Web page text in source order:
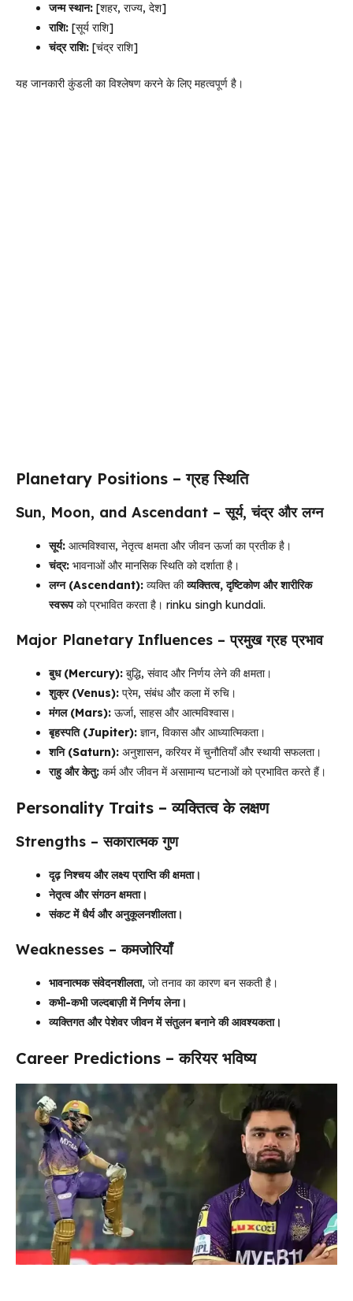
जन्म स्थान: [शहर, राज्य, देश]
राशि: [सूर्य राशि]
चंद्र राशि: [चंद्र राशि]
यह जानकारी कुंडली का विश्लेषण करने के लिए महत्वपूर्ण है।
Planetary Positions – ग्रह स्थिति
Sun, Moon, and Ascendant – सूर्य, चंद्र और लग्न
सूर्य: आत्मविश्वास, नेतृत्व क्षमता और जीवन ऊर्जा का प्रतीक है।
चंद्र: भावनाओं और मानसिक स्थिति को दर्शाता है।
लग्न (Ascendant): व्यक्ति कीव्यक्तित्व, दृष्टिकोण और शारीरिक
स्वरूपको प्रभावित करता है। rinku singh kundali.
Major Planetary Influences – प्रमुख ग्रह प्रभाव
बुध (Mercury): बुद्धि, संवाद और निर्णय लेने की क्षमता।
शुक्र (Venus): प्रेम, संबंध और कला में रुचि।
मंगल (Mars): ऊर्जा, साहस और आत्मविश्वास।
बृहस्पति (Jupiter): ज्ञान, विकास और आध्यात्मिकता।
शनि (Saturn): अनुशासन, करियर में चुनौतियाँ और स्थायी सफलता।
राहु और केतु: कर्म और जीवन में असामान्य घटनाओं को प्रभावित करते हैं।
Personality Traits – व्यक्तित्व के लक्षण
Strengths – सकारात्मक गुण
दृढ़ निश्चय और लक्ष्य प्राप्ति की क्षमता।
नेतृत्व और संगठन क्षमता।
संकट में धैर्य और अनुकूलनशीलता।
Weaknesses – कमजोरियाँ
भावनात्मक संवेदनशीलता, जो तनाव का कारण बन सकती है।
कभी-कभी जल्दबाज़ी में निर्णय लेना।
व्यक्तिगत और पेशेवर जीवन में संतुलन बनाने की आवश्यकता।
Career Predictions – करियर भविष्य